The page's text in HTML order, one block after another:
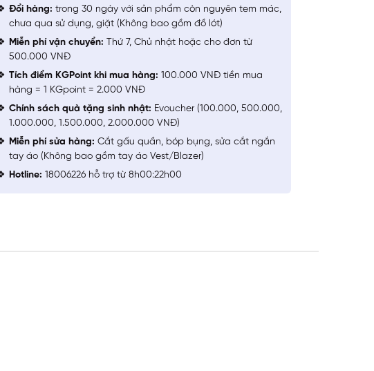
Đổi hàng: trong 30 ngày với sản phẩm còn nguyên tem mác,
chưa qua sử dụng, giặt (Không bao gồm đồ lót)
Miễn phí vận chuyển: Thứ 7, Chủ nhật hoặc cho đơn từ
500.000 VNĐ
Tích điểm KGPoint khi mua hàng: 100.000 VNĐ tiền mua
hàng = 1 KGpoint = 2.000 VNĐ
Chính sách quà tặng sinh nhật: Evoucher (100.000, 500.000,
1.000.000, 1.500.000, 2.000.000 VNĐ)
Miễn phí sửa hàng: Cắt gấu quần, bóp bụng, sửa cắt ngắn
tay áo (Không bao gồm tay áo Vest/Blazer)
Hotline: 18006226 hỗ trợ từ 8h00:22h00